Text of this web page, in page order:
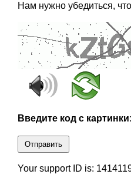
Нам нужно убедиться,
Введите код с картинки:
Отправить
Your support ID is: